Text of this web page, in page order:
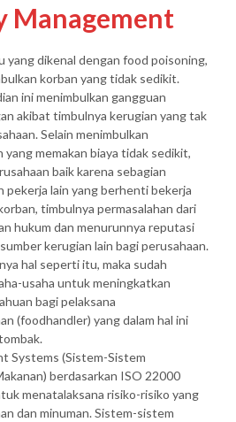
Management
yang dikenal dengan food poisoning,
korban yang tidak sedikit.
ini menimbulkan gangguan
akibat timbulnya kerugian yang tak
Selain menimbulkan
memakan biaya tidak sedikit,
baik karena sebagian
pekerja lain yang berhenti bekerja
timbulnya permasalahan dari
hukum dan menurunnya reputasi
kerugian lain bagi perusahaan.
hal seperti itu, maka sudah
usaha untuk meningkatkan
bagi pelaksana
(foodhandler) yang dalam hal ini
Systems (Sistem-Sistem
berdasarkan ISO 22000
menatalaksana risiko-risiko yang
dan minuman. Sistem-sistem